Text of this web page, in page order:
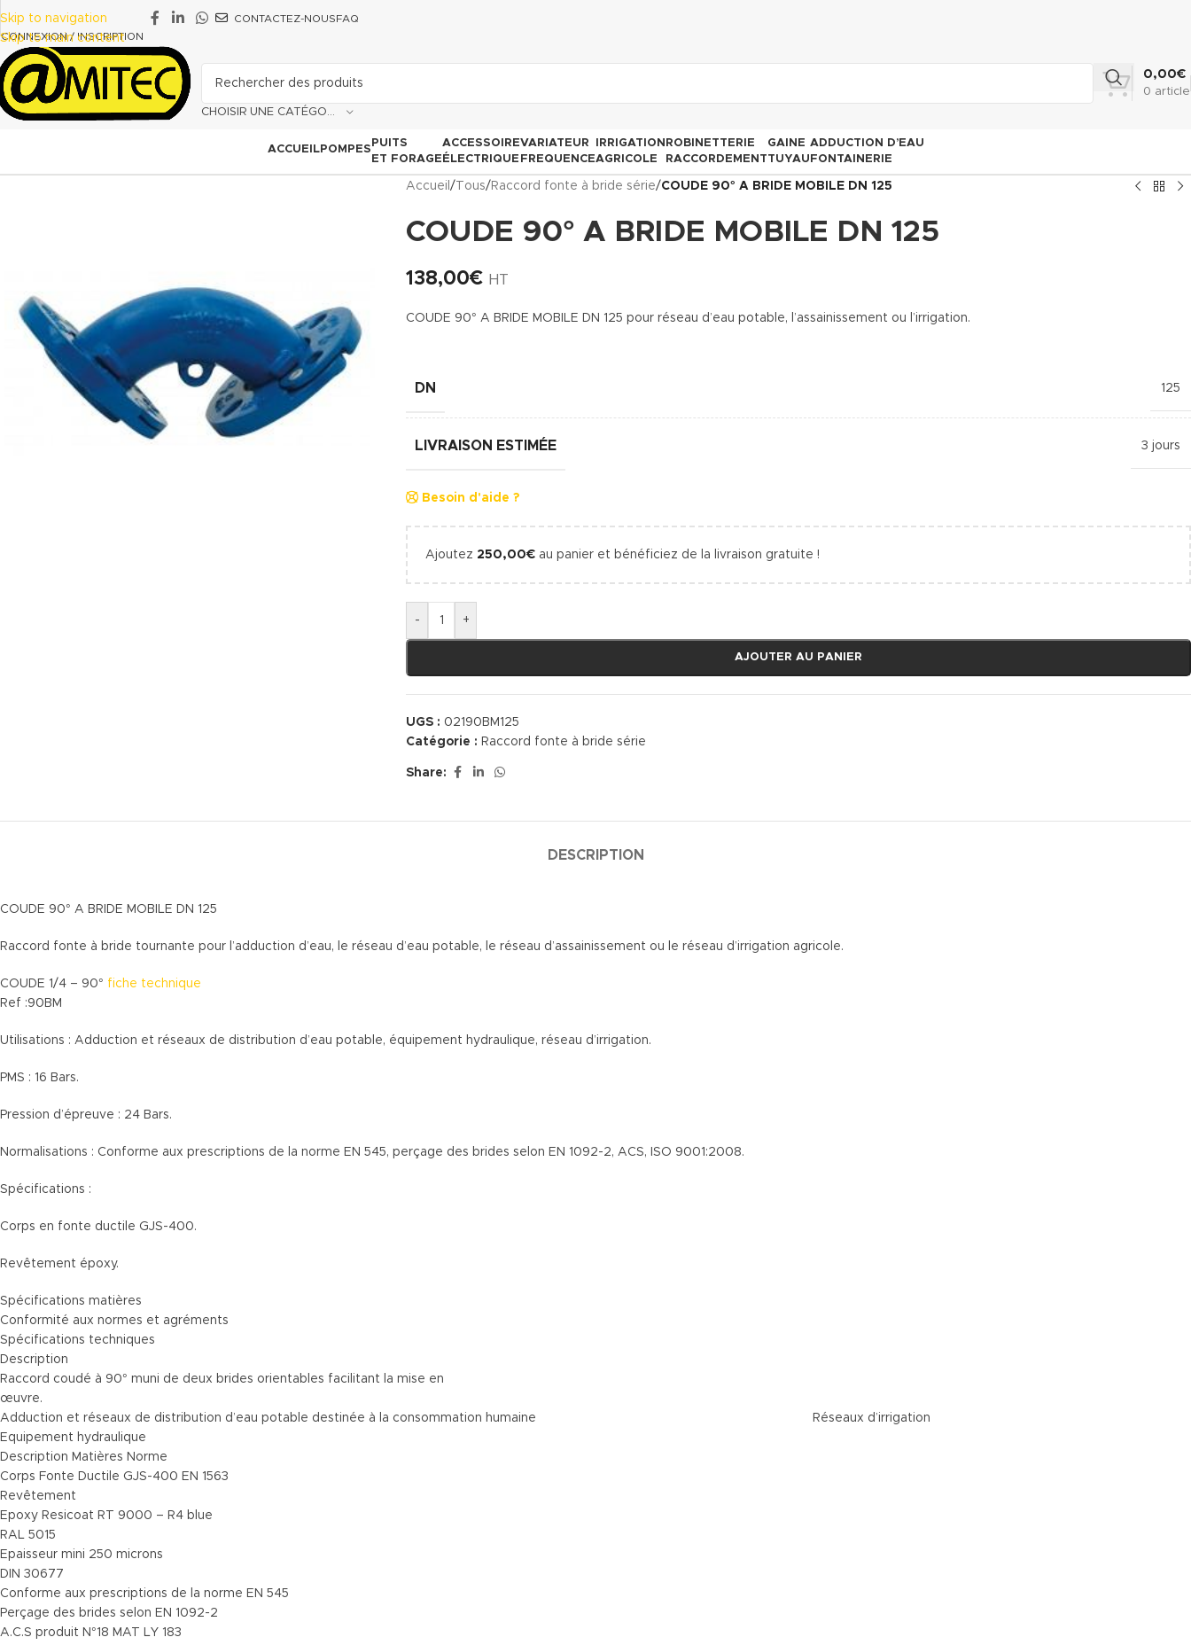
Skip to navigation
Skip to main content
CONNEXION / INSCRIPTION
CONTACTEZ-NOUSFAQ
0 article
0,00€
ACCUEILPOMPES
PUITS
ET FORAGE
ACCESSOIRE
ÉLECTRIQUE
VARIATEUR
FREQUENCE
IRRIGATION
AGRICOLE
ROBINETTERIE
RACCORDEMENT
GAINE
TUYAU
ADDUCTION D’EAU
FONTAINERIE
Accueil / Tous/ Raccord fonte à bride série/COUDE 90° A BRIDE MOBILE DN 125
COUDE 90° A BRIDE MOBILE DN 125
138,00€ HT
COUDE 90° A BRIDE MOBILE DN 125 pour réseau d’eau potable, l’assainissement ou l’irrigation.
DN 125
LIVRAISON ESTIMÉE 3 jours
Besoin d'aide ?
Ajoutez 250,00€ au panier et bénéficiez de la livraison gratuite !
- +
AJOUTER AU PANIER
UGS : 02190BM125
Catégorie : Raccord fonte à bride série
Share:
DESCRIPTION
COUDE 90° A BRIDE MOBILE DN 125
Raccord fonte à bride tournante pour l’adduction d’eau, le réseau d’eau potable, le réseau d’assainissement ou le réseau d’irrigation agricole.
COUDE 1/4 – 90° fiche technique
Ref :90BM
Utilisations : Adduction et réseaux de distribution d’eau potable, équipement hydraulique, réseau d’irrigation.
PMS : 16 Bars.
Pression d’épreuve : 24 Bars.
Normalisations : Conforme aux prescriptions de la norme EN 545, perçage des brides selon EN 1092-2, ACS, ISO 9001:2008.
Spécifications :
Corps en fonte ductile GJS-400.
Revêtement époxy.
Spécifications matières
Conformité aux normes et agréments
Spécifications techniques
Description
Raccord coudé à 90° muni de deux brides orientables facilitant la mise en
œuvre.
Adduction et réseaux de distribution d’eau potable destinée à la consommation humaine Réseaux d’irrigation
Equipement hydraulique
Description Matières Norme
Corps Fonte Ductile GJS-400 EN 1563
Revêtement
Epoxy Resicoat RT 9000 – R4 blue
RAL 5015
Epaisseur mini 250 microns
DIN 30677
Conforme aux prescriptions de la norme EN 545
Perçage des brides selon EN 1092-2
A.C.S produit N°18 MAT LY 183